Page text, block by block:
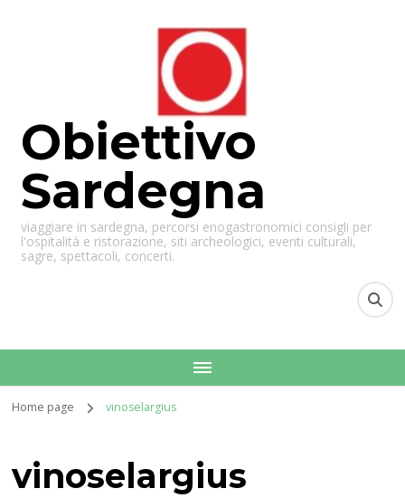
Obiettivo
Sardegna
viaggiare in sardegna, percorsi enogastronomici consigli per
l'ospitalità e ristorazione, siti archeologici, eventi culturali,
sagre, spettacoli, concerti.
Home page vinoselargius
vinoselargius